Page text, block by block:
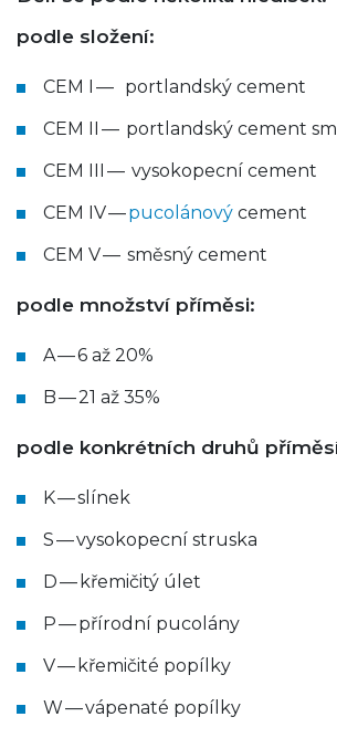
podle složení:
CEM I — portlandský cement
CEM II — portlandský cement
CEM III — vysokopecní cement
CEM IV —pucolánový cement
CEM V — směsný cement
podle množství příměsi:
A — 6 až 20%
B — 21 až 35%
podle konkrétních druhů
K — slínek
S — vysokopecní struska
D — křemičitý úlet
P — přírodní pucolány
V — křemičité popílky
W — vápenaté popílky